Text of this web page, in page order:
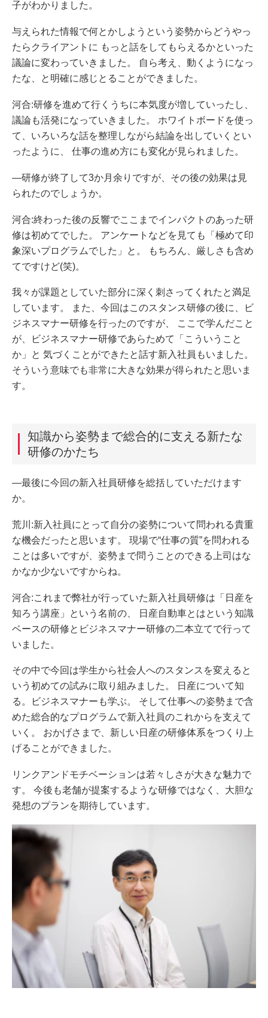
子がわかりました。
与えられた情報で何とかしようという姿勢からどうやっ
たらクライアントに もっと話をしてもらえるかといった
議論に変わっていきました。 自ら考え、動くようになっ
たな、と明確に感じとることができました。
河合:研修を進めて行くうちに本気度が増していったし、
議論も活発になっていきました。 ホワイトボードを使っ
て、いろいろな話を整理しながら結論を出していくとい
ったように、 仕事の進め方にも変化が見られました。
―研修が終了して3か月余りですが、その後の効果は見
られたのでしょうか。
河合:終わった後の反響でここまでインパクトのあった研
修は初めてでした。 アンケートなどを見ても「極めて印
象深いプログラムでした」と。 もちろん、厳しさも含め
てですけど(笑)。
我々が課題としていた部分に深く刺さってくれたと満足
しています。 また、今回はこのスタンス研修の後に、ビ
ジネスマナー研修を行ったのですが、 ここで学んだこと
が、ビジネスマナー研修であらためて「こういうこと
か」と 気づくことができたと話す新入社員もいました。
そういう意味でも非常に大きな効果が得られたと思いま
す。
知識から姿勢まで総合的に支える新たな
研修のかたち
―最後に今回の新入社員研修を総括していただけます
か。
荒川:新入社員にとって自分の姿勢について問われる貴重
な機会だったと思います。 現場で“仕事の質”を問われる
ことは多いですが、姿勢まで問うことのできる上司はな
かなか少ないですからね。
河合:これまで弊社が行っていた新入社員研修は「日産を
知ろう講座」という名前の、 日産自動車とはという知識
ベースの研修とビジネスマナー研修の二本立てで行って
いました。
その中で今回は学生から社会人へのスタンスを変えると
いう初めての試みに取り組みました。 日産について知
る。ビジネスマナーも学ぶ。 そして仕事への姿勢まで含
めた総合的なプログラムで新入社員のこれからを支えて
いく。 おかげさまで、新しい日産の研修体系をつくり上
げることができました。
リンクアンドモチベーションは若々しさが大きな魅力で
す。 今後も老舗が提案するような研修ではなく、大胆な
発想のプランを期待しています。